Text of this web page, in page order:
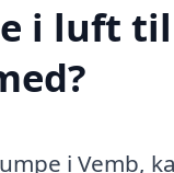
i luft
i Vemb,